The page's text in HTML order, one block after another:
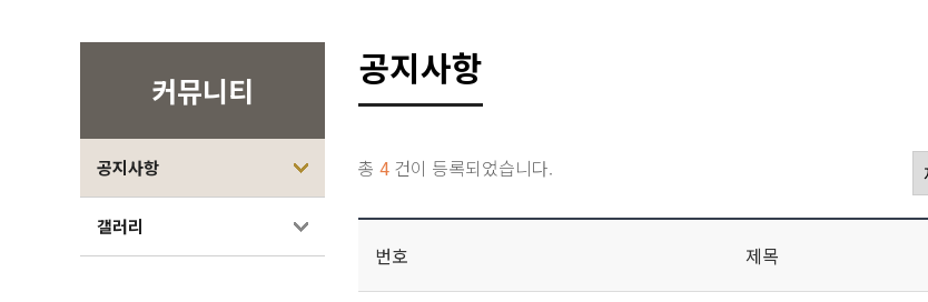
커뮤니티
공지사항
갤러리
공지사항
총 4 건이 등록되었습니다.
번호 제목